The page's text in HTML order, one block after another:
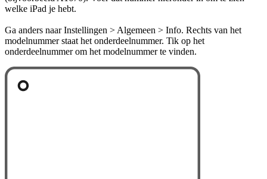
welke iPad je hebt.
Ga anders naar Instellingen > Algemeen > Info. Rechts van het
modelnummer staat het onderdeelnummer. Tik op het
onderdeelnummer om het modelnummer te vinden.